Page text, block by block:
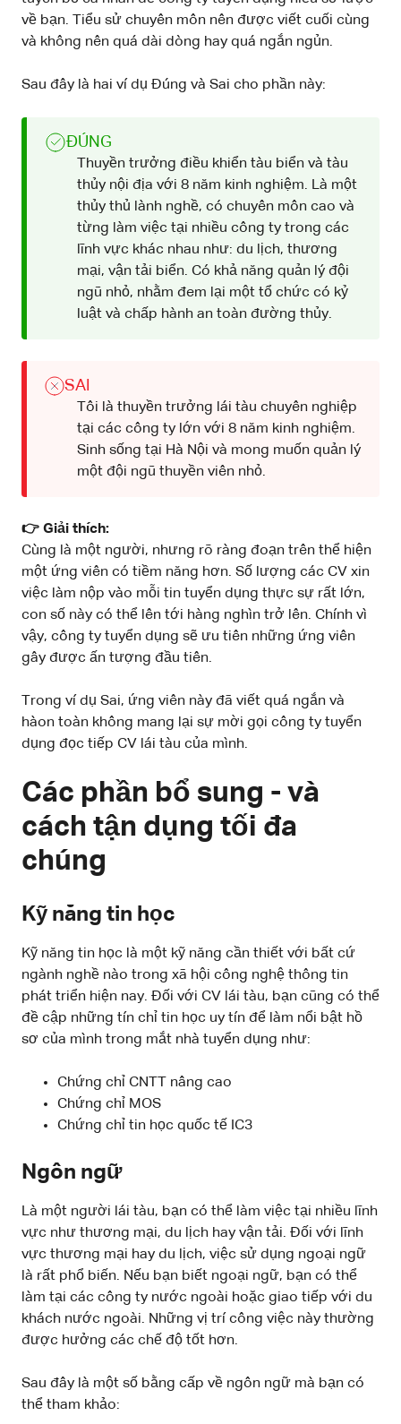
về bạn. Tiểu sử chuyên môn nên được viết cuối cùng
và không nên quá dài dòng hay quá ngắn ngủn.
Sau đây là hai ví dụ Đúng và Sai cho phần này:
ĐÚNG
Thuyền trưởng điều khiển tàu biển và tàu
thủy nội địa với 8 năm kinh nghiệm. Là một
thủy thủ lành nghề, có chuyên môn cao và
từng làm việc tại nhiều công ty trong các
lĩnh vực khác nhau như: du lịch, thương
mại, vận tải biển. Có khả năng quản lý đội
ngũ nhỏ, nhằm đem lại một tổ chức có kỷ
luật và chấp hành an toàn đường thủy.
SAI
Tôi là thuyền trưởng lái tàu chuyên nghiệp
tại các công ty lớn với 8 năm kinh nghiệm.
Sinh sống tại Hà Nội và mong muốn quản lý
một đội ngũ thuyền viên nhỏ.
👉 Giải thích:
Cùng là một người, nhưng rõ ràng đoạn trên thể hiện
một ứng viên có tiềm năng hơn. Số lượng các CV xin
việc làm nộp vào mỗi tin tuyển dụng thực sự rất lớn,
con số này có thể lên tới hàng nghìn trở lên. Chính vì
vậy, công ty tuyển dụng sẽ ưu tiên những ứng viên
gây được ấn tượng đầu tiên.
Trong ví dụ Sai, ứng viên này đã viết quá ngắn và
hàon toàn không mang lại sự mời gọi công ty tuyển
dụng đọc tiếp CV lái tàu của mình.
Các phần bổ sung - và
cách tận dụng tối đa
chúng
Kỹ năng tin học
Kỹ năng tin học là một kỹ năng cần thiết với bất cứ
ngành nghề nào trong xã hội công nghệ thông tin
phát triển hiện nay. Đối với CV lái tàu, bạn cũng có thể
đề cập những tín chỉ tin học uy tín để làm nổi bật hồ
sơ của mình trong mắt nhà tuyển dụng như:
Chứng chỉ CNTT nâng cao
Chứng chỉ MOS
Chứng chỉ tin học quốc tế IC3
Ngôn ngữ
Là một người lái tàu, bạn có thể làm việc tại nhiều lĩnh
vực như thương mại, du lịch hay vận tải. Đối với lĩnh
vực thương mại hay du lịch, việc sử dụng ngoại ngữ
là rất phổ biến. Nếu bạn biết ngoại ngữ, bạn có thể
làm tại các công ty nước ngoài hoặc giao tiếp với du
khách nước ngoài. Những vị trí công việc này thường
được hưởng các chế độ tốt hơn.
Sau đây là một số bằng cấp về ngôn ngữ mà bạn có
thể tham khảo: